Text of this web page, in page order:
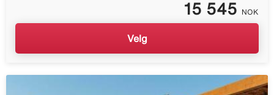
15 545 NOK
Velg